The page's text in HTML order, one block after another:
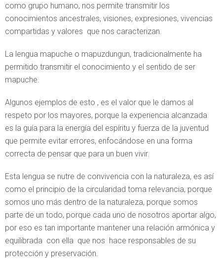
como grupo humano, nos permite transmitir los
conocimientos ancestrales, visiones, expresiones, vivencias
compartidas y valores que nos caracterizan.
La lengua mapuche o mapuzdungun, tradicionalmente ha
permitido transmitir el conocimiento y el sentido de ser
mapuche.
Algunos ejemplos de esto , es el valor que le damos al
respeto por los mayores, porque la experiencia alcanzada
es la guía para la energía del espíritu y fuerza de la juventud
que permite evitar errores, enfocándose en una forma
correcta de pensar que para un buen vivir.
Esta lengua se nutre de convivencia con la naturaleza, es así
como el principio de la circularidad toma relevancia, porque
somos uno más dentro de la naturaleza, porque somos
parte de un todo, porque cada uno de nosotros aportar algo,
por eso es tan importante mantener una relación armónica y
equilibrada con ella que nos hace responsables de su
protección y preservación.